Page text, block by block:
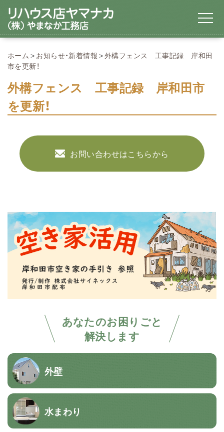
あなたのお困りごと
解決します
外壁
水まわり
ホーム お知らせ・新着情報
外構フェンス 工事記録 岸和田
市を更新！
外構フェンス 工事記録 岸和田市
を更新！
お問い合わせはこちらから